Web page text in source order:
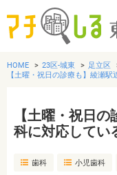
グルメ
美容・健康
HOME 23区-城東 足立区
【土曜・祝日の診療も】綾瀬
【土曜・祝日
科に対応してい
歯科 小児歯科